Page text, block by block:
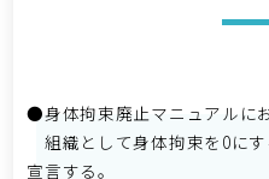
●身体拘束廃止マニュアルに
組織として身体拘束を0に
宣言する。